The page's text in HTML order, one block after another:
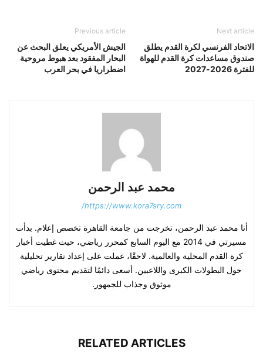
Previous article
الجيش الأمريكي يعلق البحث عن
البحار المفقود بعد هبوط مروحية
اضطراريا في بحر العرب
Next article
الاتحاد الفرنسي لكرة القدم يطلق
صندوق مساعدات كرة القدم للهواة
للفترة 2026-2027
محمد عبد الرحمن
https://www.kora7sry.com/
أنا محمد عبد الرحمن، تخرجت من جامعة القاهرة تخصص إعلام. بدأت
مسيرتي في 2014 مع اليوم السابع كمحرر رياضي، حيث غطيت أخبار
كرة القدم المحلية والعالمية. لاحقًا، عملت على إعداد تقارير تحليلية
حول البطولات الكبرى واللاعبين. أسعى دائمًا لتقديم محتوى رياضي
موثوق وجذاب للجمهور.
RELATED ARTICLES